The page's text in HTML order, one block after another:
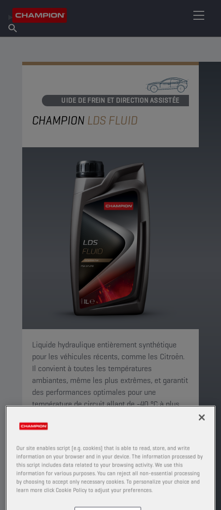
À propos de Champion
Trouver un point de vente
LIQUIDE DE FREIN ET DIRECTION ASSISTÉE
CHAMPION LDS FLUID
Liquide hydraulique entièrement synthétique
pour les véhicules récents, comme les Citroën.
Il convient à toutes les températures
ambiantes, même les plus extrêmes, et garantit
des performances optimales pour une
température de circuit allant de -40 °C à plus
produits LHM.
Voir les formats et conditionnements
disponibles
Our site enables script (e.g. cookies) that is able to read, store, and write
information on your browser and in your device. The information processed by
this script includes data related to your browsing activity. We use this
information for various purposes. You can reject all non-essential processing
by choosing to accept only necessary cookies. To personalize your choice and
learn more click Cookie Policy to adjust your preferences.